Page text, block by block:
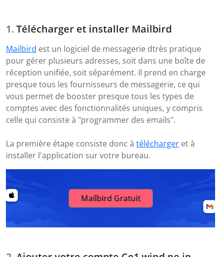
Télécharger et installer Mailbird
Mailbird est un logiciel de messagerie dtrès pratique
pour gérer plusieurs adresses, soit dans une boîte de
réception unifiée, soit séparément. Il prend en charge
presque tous les fournisseurs de messagerie, ce qui
vous permet de booster presque tous les types de
comptes avec des fonctionnalités uniques, y compris
celle qui consiste à "programmer des emails".
La première étape consiste donc à télécharger et à
installer l'application sur votre bureau.
Mailbird Gratuit